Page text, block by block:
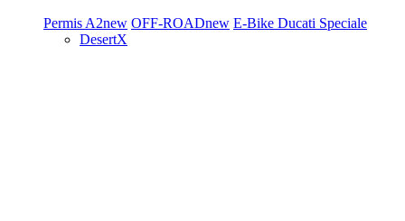
Permis A2new OFF-ROADnew E-Bike Ducati Speciale
DesertX